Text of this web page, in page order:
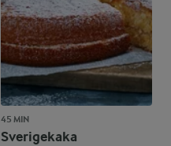
45 MIN
Sverigekaka